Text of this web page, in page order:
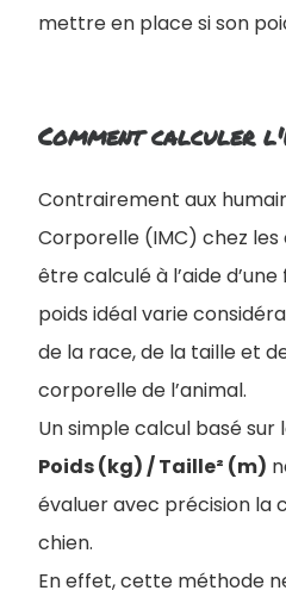
mettre en place si son
Comment calculer
Contrairement aux
Corporelle (IMC) chez les
être calculé à l’aide
poids idéal varie
de la race, de la taille et
corporelle de l’animal.
Un simple calcul basé sur
Poids (kg) / Taille² (m)
évaluer avec précision la
chien.
En effet, cette méthode